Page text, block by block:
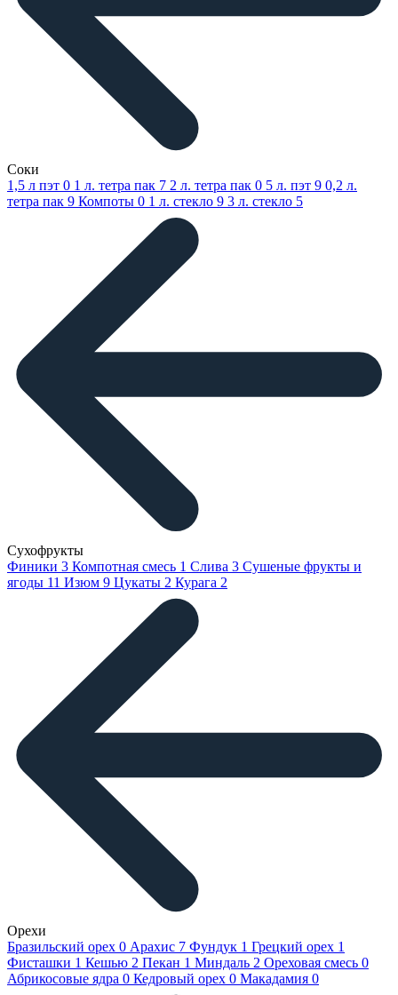
Соки
1,5 л пэт 0 1 л. тетра пак 7 2 л. тетра пак 0 5 л. пэт 9 0,2 л.
тетра пак 9 Компоты 0 1 л. стекло 9 3 л. стекло 5
Сухофрукты
Финики 3 Компотная смесь 1 Слива 3 Сушеные фрукты и
ягоды 11 Изюм 9 Цукаты 2 Курага 2
Орехи
Бразильский орех 0 Арахис 7 Фундук 1 Грецкий орех 1
Фисташки 1 Кешью 2 Пекан 1 Миндаль 2 Ореховая смесь 0
Абрикосовые ядра 0 Кедровый орех 0 Макадамия 0